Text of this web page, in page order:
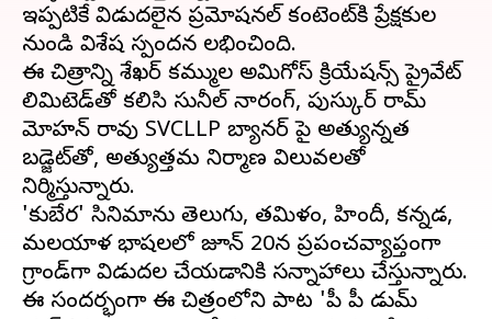
ఇప్పటికే విడుదలైన ప్రమోషనల్ కంటెంట్‌కి ప్రేక్షకుల
నుండి విశేష స్పందన లభించింది.
ఈ చిత్రాన్ని శేఖర్ కమ్ముల అమిగోస్ క్రియేషన్స్ ప్రైవేట్
లిమిటెడ్‌తో కలిసి సునీల్ నారంగ్, పుస్కుర్ రామ్
మోహన్ రావు SVCLLP బ్యానర్ పై అత్యున్నత
బడ్జెట్‌తో, అత్యుత్తమ నిర్మాణ విలువలతో
నిర్మిస్తున్నారు.
'కుబేర' సినిమాను తెలుగు, తమిళం, హిందీ, కన్నడ,
మలయాళ భాషలలో జూన్ 20న ప్రపంచవ్యాప్తంగా
గ్రాండ్‌గా విడుదల చేయడానికి సన్నాహాలు చేస్తున్నారు.
ఈ సందర్భంగా ఈ చిత్రంలోని పాట 'పీ పీ డుమ్